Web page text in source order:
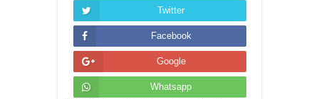
Twitter
Facebook
Google
Whatsapp